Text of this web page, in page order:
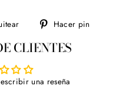
Tuitear
Twitter
Hacer pin
CLIENTES
una reseña